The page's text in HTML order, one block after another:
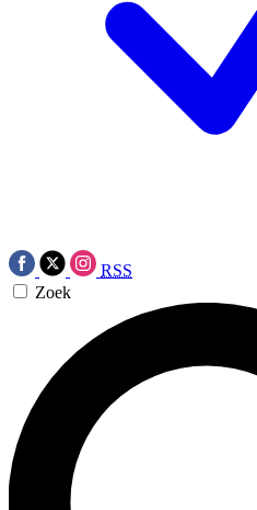
RSS
Zoek